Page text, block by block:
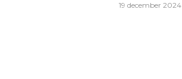
19 december 2024